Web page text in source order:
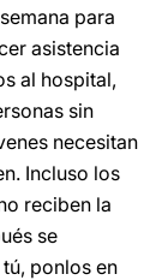
para
asistencia
al hospital,
sin
necesitan
Incluso los
reciben la
se
ponlos en